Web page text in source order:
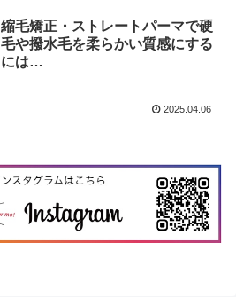
縮毛矯正・ストレートパーマで硬
毛や撥水毛を柔らかい質感にする
には…
2025.04.06